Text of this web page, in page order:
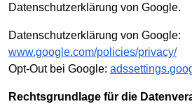
Datenschutzerklärung von Google.
Datenschutzerklärung von Google:
www.google.com/policies/privacy/
Opt-Out bei Google:
Rechtsgrundlage für die